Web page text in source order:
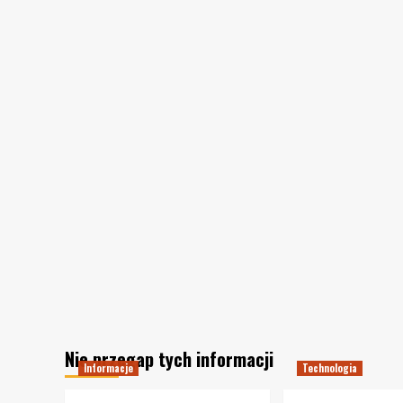
Nie przegap tych informacji
Informacje Technologia